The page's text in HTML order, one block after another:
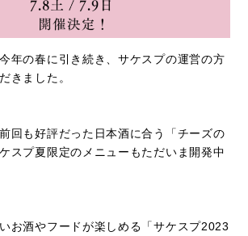
年の春に引き続き、サケスプの運営の方
きました。
回も好評だった日本酒に合う「チーズの
スプ夏限定のメニューもただいま開発中
お酒やフードが楽しめる「サケスプ2023